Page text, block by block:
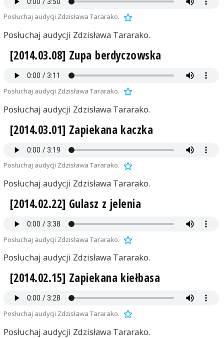
Posłuchaj audycji Zdzisława Tararako.
Posłuchaj audycji Zdzisława Tararako.
[2014.03.08] Zupa berdyczowska
Posłuchaj audycji Zdzisława Tararako.
Posłuchaj audycji Zdzisława Tararako.
[2014.03.01] Zapiekana kaczka
Posłuchaj audycji Zdzisława Tararako.
Posłuchaj audycji Zdzisława Tararako.
[2014.02.22] Gulasz z jelenia
Posłuchaj audycji Zdzisława Tararako.
Posłuchaj audycji Zdzisława Tararako.
[2014.02.15] Zapiekana kiełbasa
Posłuchaj audycji Zdzisława Tararako.
Posłuchaj audycji Zdzisława Tararako.